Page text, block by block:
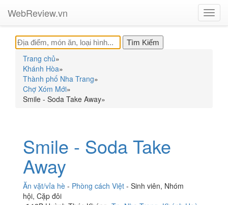
WebReview.vn
Trang chủ»
Khánh Hòa»
Thành phố Nha Trang»
Chợ Xóm Mới»
Smile - Soda Take Away»
Smile - Soda Take
Away
Ăn vặt/vỉa hè - Phòng cách Việt - Sinh viên, Nhóm
hội, Cặp đôi